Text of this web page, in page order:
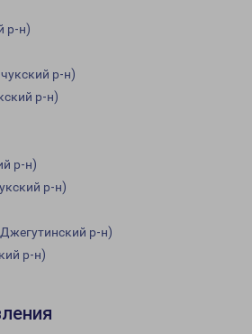
р-н)
р-н)
р-н)
р-н)
р-н)
р-н)
р-н)